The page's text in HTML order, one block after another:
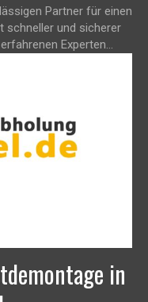
Partner für einen
schneller und sicherer
Experten...
in